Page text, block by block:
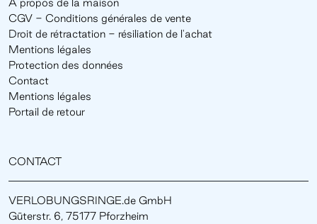
CGV - Conditions générales de vente
Droit de rétractation - résiliation de l'achat
Mentions légales
Protection des données
Contact
Mentions légales
Portail de retour
CONTACT
VERLOBUNGSRINGE.de GmbH
Güterstr. 6, 75177 Pforzheim